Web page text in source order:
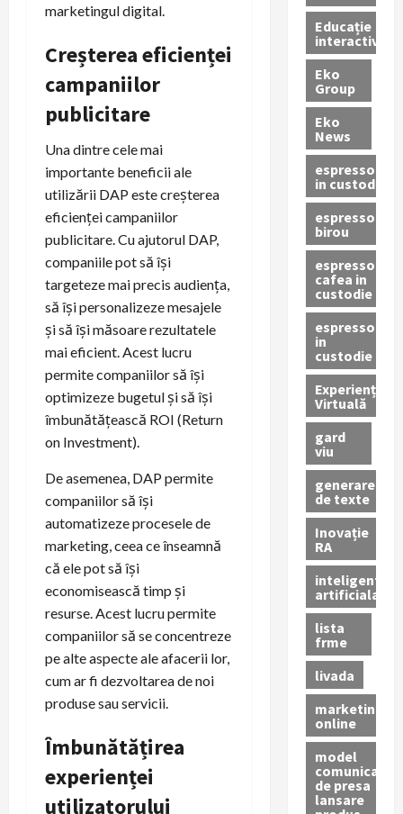
marketingul digital.
Creșterea eficienței
campaniilor
publicitare
Una dintre cele mai
importante beneficii ale
utilizării DAP este creșterea
eficienței campaniilor
publicitare. Cu ajutorul DAP,
companiile pot să își
targeteze mai precis audiența,
să își personalizeze mesajele
și să își măsoare rezultatele
mai eficient. Acest lucru
permite companiilor să își
optimizeze bugetul și să își
îmbunătățească ROI (Return
on Investment).
De asemenea, DAP permite
companiilor să își
automatizeze procesele de
marketing, ceea ce înseamnă
că ele pot să își
economisească timp și
resurse. Acest lucru permite
companiilor să se concentreze
pe alte aspecte ale afacerii lor,
cum ar fi dezvoltarea de noi
produse sau servicii.
Îmbunătățirea
experienței
utilizatorului
Educație
interactivă
Eko
Group
Eko
News
espressoare
in custodie
espressor
birou
espressor
cafea in
custodie
espressor
in
custodie
Experiență
Virtuală
gard
viu
generare
de texte
Inovație
RA
inteligenta
artificiala
lista
frme
livada
marketing
online
model
comunicat
de presa
lansare